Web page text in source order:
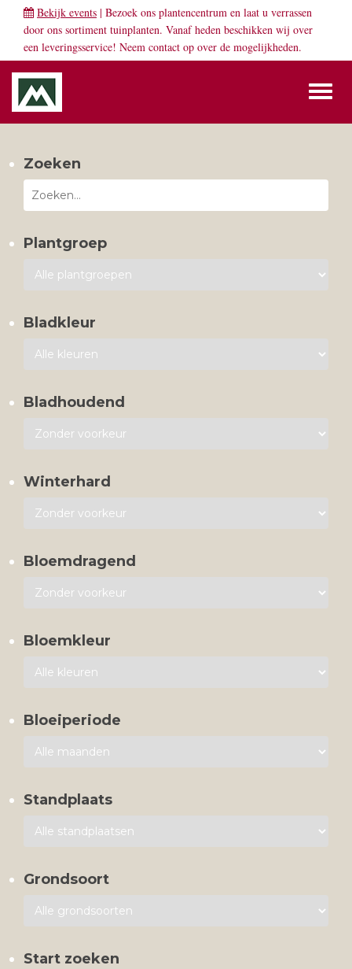
Bekijk events | Bezoek ons plantencentrum en laat u verrassen
door ons sortiment tuinplanten. Vanaf heden beschikken wij over
een leveringsservice! Neem contact op over de mogelijkheden.
Zoeken
Plantgroep
Bladkleur
Bladhoudend
Winterhard
Bloemdragend
Bloemkleur
Bloeiperiode
Standplaats
Grondsoort
Start zoeken